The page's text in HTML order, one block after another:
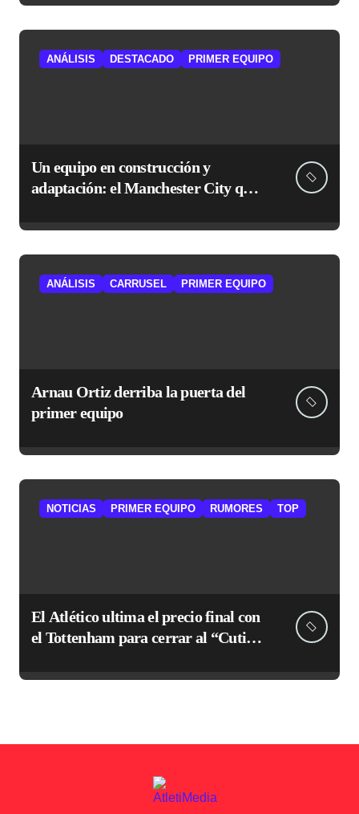
ANÁLISIS DESTACADO PRIMER EQUIPO
Un equipo en construcción y
adaptación: el Manchester City que
ANÁLISIS CARRUSEL PRIMER EQUIPO
Arnau Ortiz derriba la puerta del
primer equipo
NOTICIAS PRIMER EQUIPO RUMORES TOP
El Atlético ultima el precio final con
el Tottenham para cerrar al “Cuti”